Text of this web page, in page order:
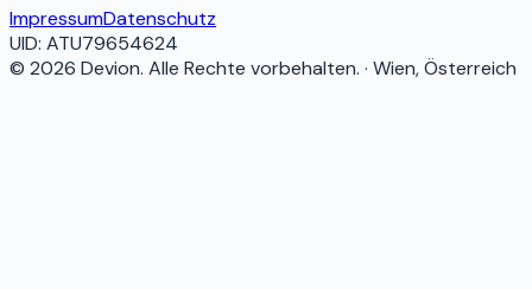
ImpressumDatenschutz
UID: ATU79654624
© 2026 Devion. Alle Rechte vorbehalten. · Wien, Österreich